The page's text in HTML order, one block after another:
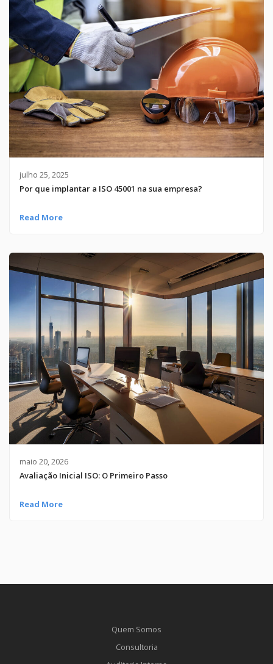
julho 25, 2025
Por que implantar a ISO 45001 na sua empresa?
Read More
maio 20, 2026
Avaliação Inicial ISO: O Primeiro Passo
Read More
Quem Somos
Consultoria